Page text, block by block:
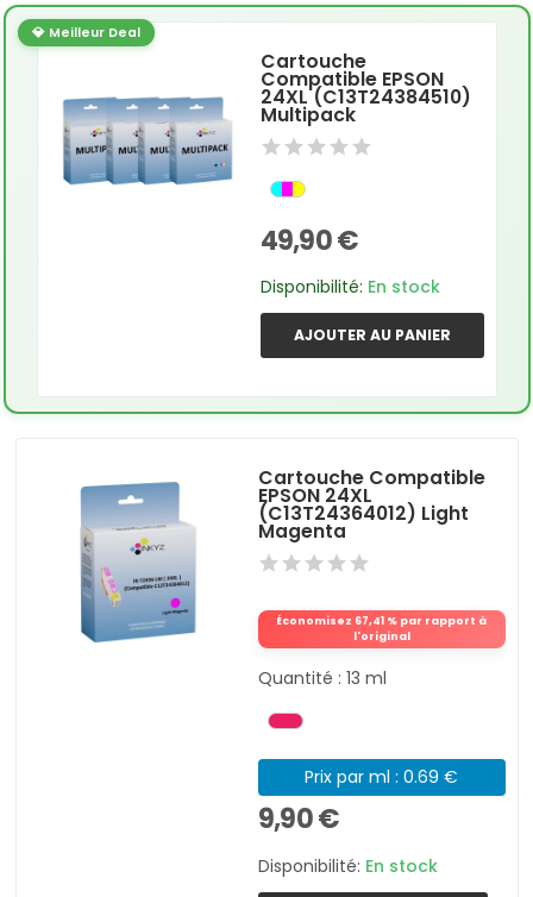
💎 Meilleur Deal
Cartouche
Compatible EPSON
24XL (C13T24384510)
Multipack
49,90 €
Disponibilité: En stock
AJOUTER AU PANIER
Cartouche Compatible
EPSON 24XL
(C13T24364012) Light
Magenta
Économisez 67,41 % par rapport à
l'original
Quantité : 13 ml
Prix par ml : 0.69 €
9,90 €
Disponibilité: En stock